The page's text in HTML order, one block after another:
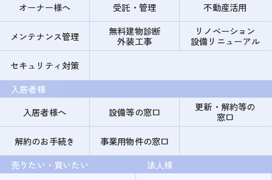
オーナー様へ
受託・管理 不動産活用
メンテナンス管理
無料建物診断
外装工事
リノベーション
設備リニューアル
セキュリティ対策
入居者様
入居者様へ
設備等の窓口
更新・解約等の
窓口
解約のお手続き
事業用物件の窓口
売りたい・買いたい
法人様